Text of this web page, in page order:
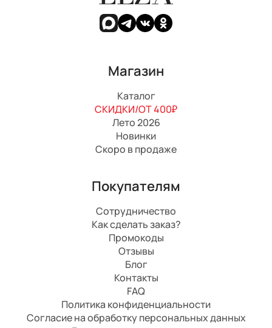
Магазин
Каталог
СКИДКИ/ОТ 400₽
Лето 2026
Новинки
Скоро в продаже
Покупателям
Сотрудничество
Как сделать заказ?
Промокоды
Отзывы
Блог
Контакты
FAQ
Политика конфиденциальности
Согласие на обработку персональных данных